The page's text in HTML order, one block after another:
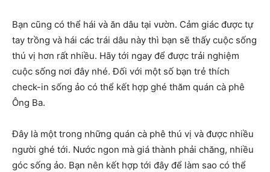
Bạn cũng có thể hái và ăn dâu tại vườn. Cảm giác được tự
tay trồng và hái các trái dâu này thì bạn sẽ thấy cuộc sống
thú vị hơn rất nhiều. Hãy tới ngay để được trải nghiệm
cuộc sống nơi đây nhé. Đối với một số bạn trẻ thích
check-in sống ảo có thể kết hợp ghé thăm quán cà phê
Ông Ba.
Đây là một trong những quán cà phê thú vị và được nhiều
người ghé tới. Nước ngon mà giá thành phải chăng, nhiều
góc sống ảo. Bạn nên kết hợp tới đây để làm sao có thể